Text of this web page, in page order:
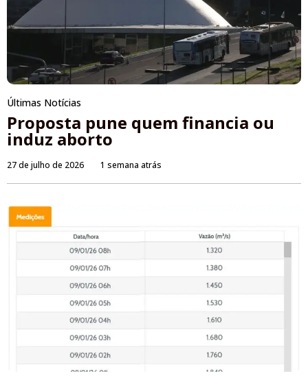
Últimas Notícias
Proposta pune quem financia ou
induz aborto
27 de julho de 2026 1 semana atrás